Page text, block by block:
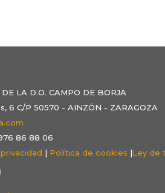
LA D.O. CAMPO DE BORJA
6 C/P 50570 - AINZÓN - ZARAGOZA
86 88 06
| Política de cookies |Ley de